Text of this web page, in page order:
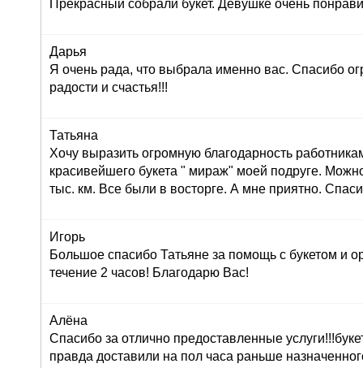
Прекрасный собрали букет. Девушке очень
Дарья
Я очень рада, что выбрала именно вас. Спасибо
радости и счастья!!!
Татьяна
Хочу выразить огромную благодарность
красивейшего букета " мираж" моей подруге.
тыс. км. Все были в восторге. А мне приятно.
Игорь
Большое спасибо Татьяне за помощь с букетом и
течение 2 часов! Благодарю Вас!
Алёна
Спасибо за отлично предоставленные
правда доставили на пол часа раньше